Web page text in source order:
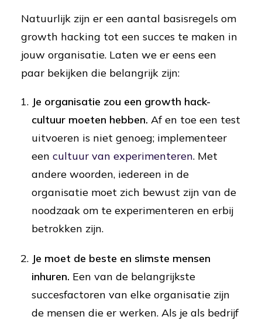
Natuurlijk zijn er een aantal basisregels om
growth hacking tot een succes te maken in
jouw organisatie. Laten we er eens een
paar bekijken die belangrijk zijn:
Je organisatie zou een growth hack-
cultuur moeten hebben. Af en toe een test
uitvoeren is niet genoeg; implementeer
een cultuur van experimenteren. Met
andere woorden, iedereen in de
organisatie moet zich bewust zijn van de
noodzaak om te experimenteren en erbij
betrokken zijn.
Je moet de beste en slimste mensen
inhuren. Een van de belangrijkste
succesfactoren van elke organisatie zijn
de mensen die er werken. Als je als bedrijf